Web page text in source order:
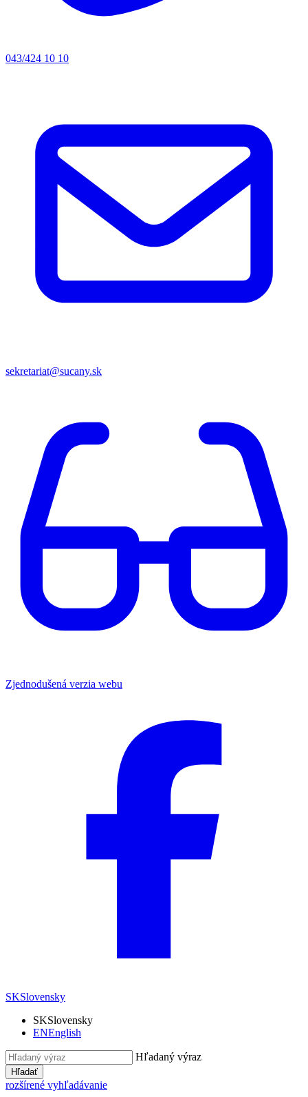
043/424 10 10
sekretariat@sucany.sk
Zjednodušená verzia webu
SKSlovensky
SKSlovensky
ENEnglish
Hľadaný výraz
Hľadať
rozšírené vyhľadávanie